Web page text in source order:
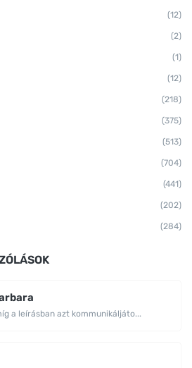
(12)
(2)
(1)
(12)
(218)
(375)
(513)
(704)
(441)
(202)
(284)
a leírásban azt kommunikáljáto...